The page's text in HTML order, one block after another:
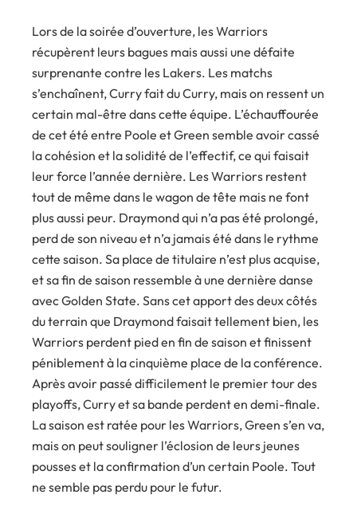
Lors de la soirée d’ouverture, les Warriors
récupèrent leurs bagues mais aussi une défaite
surprenante contre les Lakers. Les matchs
s’enchaînent, Curry fait du Curry, mais on ressent un
certain mal-être dans cette équipe. L’échauffourée
de cet été entre Poole et Green semble avoir cassé
la cohésion et la solidité de l’effectif, ce qui faisait
leur force l’année dernière. Les Warriors restent
tout de même dans le wagon de tête mais ne font
plus aussi peur. Draymond qui n’a pas été prolongé,
perd de son niveau et n’a jamais été dans le rythme
cette saison. Sa place de titulaire n’est plus acquise,
et sa fin de saison ressemble à une dernière danse
avec Golden State. Sans cet apport des deux côtés
du terrain que Draymond faisait tellement bien, les
Warriors perdent pied en fin de saison et finissent
péniblement à la cinquième place de la conférence.
Après avoir passé difficilement le premier tour des
playoffs, Curry et sa bande perdent en demi-finale.
La saison est ratée pour les Warriors, Green s’en va,
mais on peut souligner l’éclosion de leurs jeunes
pousses et la confirmation d’un certain Poole. Tout
ne semble pas perdu pour le futur.